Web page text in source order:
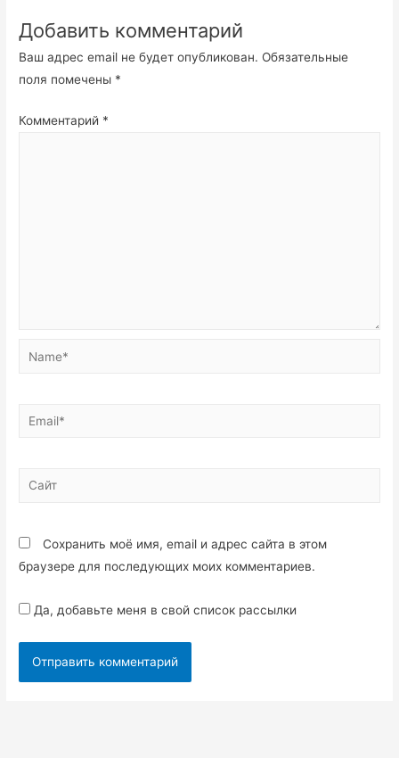
Добавить комментарий
Ваш адрес email не будет опубликован. Обязательные
поля помечены *
Комментарий *
Сохранить моё имя, email и адрес сайта в этом
браузере для последующих моих комментариев.
Да, добавьте меня в свой список рассылки